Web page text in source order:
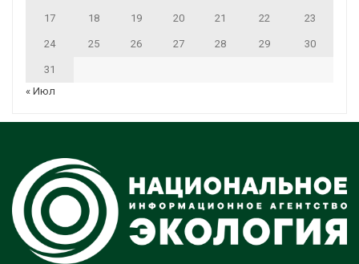
17 18 19 20 21 22 23
24 25 26 27 28 29 30
31
« Июл